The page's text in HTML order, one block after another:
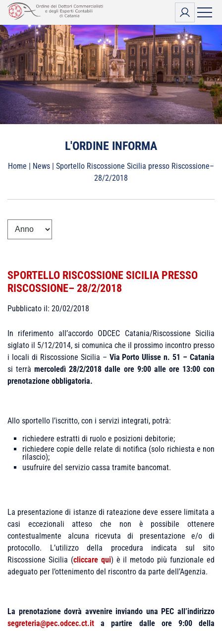
Vai
contenuto
L'ORDINE INFORMA
Home | News | Sportello Riscossione Sicilia presso Riscossione–
28/2/2018
SPORTELLO RISCOSSIONE SICILIA PRESSO
RISCOSSIONE– 28/2/2018
Pubblicato il: 20/02/2018
In riferimento all’accordo ODCEC Catania/Riscossione Sicilia
siglato il 5/12/2014, si comunica che il prossimo incontro presso
i locali di Riscossione Sicilia – Via Porto Ulisse n. 51 – Catania
si terràmercoledì 28/2/2018 dalle ore 9:00 alle ore 13:00 con
prenotazione obbligatoria.
Allo sportello l’iscritto, con i servizi integrati, potrà:
richiedere estratti di ruolo e posizioni debitorie;
richiedere copie delle relate di notifica (solo richiesta e non
rilascio);
usufruire del servizio cassa tramite bancomat.
La presentazione di istanze di rateazione deve essere limitata a
casi eccezionali atteso che non è possibile ottenere
contestualmente alcuna ricevuta di presentazione e/o di
protocollo. L’utilizzo della procedura indicata sul sito
Riscossione Sicilia (cliccare qui) è il metodo più funzionale ed
adeguato per l’ottenimento del riscontro da parte dell’Agenzia.
La prenotazione dovrà avvenire inviando una PEC all’indirizzo
segreteria@pec.odcec.ct.ita partire dalle ore 9:00 della